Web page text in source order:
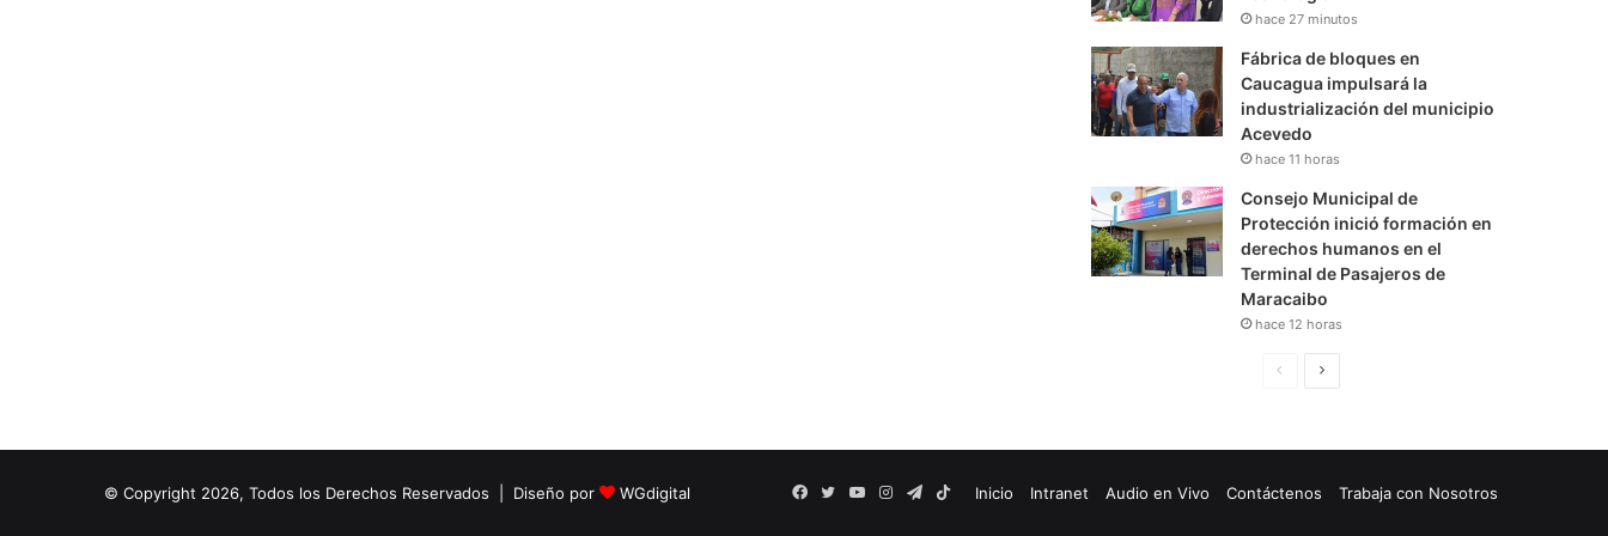
hace 27 minutos
Fábrica de bloques en
Caucagua impulsará la
industrialización del municipio
Acevedo
hace 11 horas
Consejo Municipal de
Protección inició formación en
derechos humanos en el
Terminal de Pasajeros de
Maracaibo
hace 12 horas
n
S
© Copyright 2026, Todos los Derechos Reservados | Diseño por WGdigital Inicio Intranet Audio en Vivo Contáctenos Trabaja con Nosotros
Facebook
TwitterYouTubeInstagramTelegram
TikTok